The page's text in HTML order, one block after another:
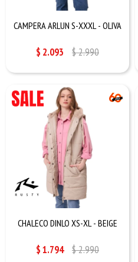
CAMPERA ARLUN S-XXXL - OLIVA
$ 2.093 $2.990
CHALECO DINLO XS-XL - BEIGE
$1.794 $2.990